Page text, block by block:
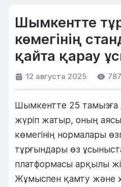
Шымкентте
көмегінің
қайта қарау
12 августа 2025 787
Шымкентте 25 тамызға
жүріп жатыр, оның
көмегінің нормалары
тұрғындары өз
платформасы арқылы
Жұмыспен қамту және